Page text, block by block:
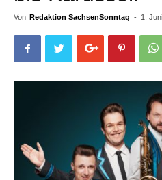
Von Redaktion SachsenSonntag - 1.